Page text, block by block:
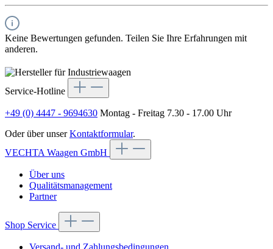
Keine Bewertungen gefunden. Teilen Sie Ihre Erfahrungen mit
anderen.
Service-Hotline
+49 (0) 4447 - 9694630 Montag - Freitag 7.30 - 17.00 Uhr
Oder über unserKontaktformular.
VECHTA Waagen GmbH
Über uns
Qualitätsmanagement
Partner
Shop Service
Versand- und Zahlungsbedingungen